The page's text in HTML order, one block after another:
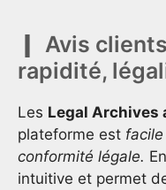
Avis
rapidité,
Les Legal Archives
plateforme est
conformité légale.
intuitive et permet